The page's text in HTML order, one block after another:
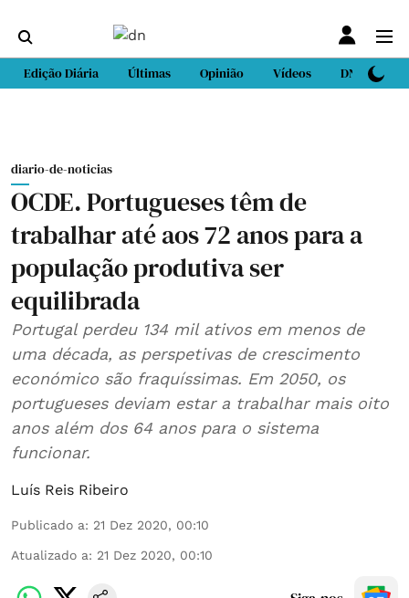
Edição Diária Últimas Opinião Vídeos DN Sport
diario-de-noticias
OCDE. Portugueses têm de
trabalhar até aos 72 anos para a
população produtiva ser
equilibrada
Portugal perdeu 134 mil ativos em menos de
uma década, as perspetivas de crescimento
económico são fraquíssimas. Em 2050, os
portugueses deviam estar a trabalhar mais oito
anos além dos 64 anos para o sistema
funcionar.
Luís Reis Ribeiro
Publicado a: 21 Dez 2020, 00:10
Atualizado a: 21 Dez 2020, 00:10